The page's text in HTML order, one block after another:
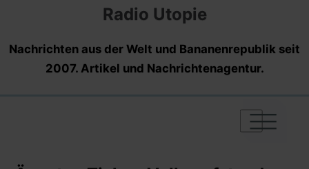
Radio Utopie
Nachrichten aus der Welt und Bananenrepublik seit
2007. Artikel und Nachrichtenagentur.
|
|
|